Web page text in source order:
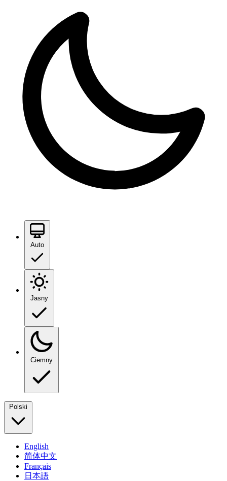
Auto
Jasny
Ciemny
Polski
English
简体中文
Français
日本語